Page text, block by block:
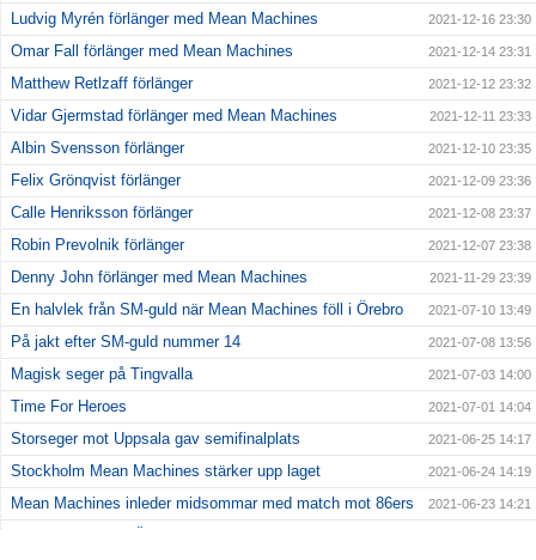
Ludvig Myrén förlänger med Mean Machines 2021-12-16 23:30
Omar Fall förlänger med Mean Machines 2021-12-14 23:31
Matthew Retlzaff förlänger 2021-12-12 23:32
Vidar Gjermstad förlänger med Mean Machines 2021-12-11 23:33
Albin Svensson förlänger 2021-12-10 23:35
Felix Grönqvist förlänger 2021-12-09 23:36
Calle Henriksson förlänger 2021-12-08 23:37
Robin Prevolnik förlänger 2021-12-07 23:38
Denny John förlänger med Mean Machines 2021-11-29 23:39
En halvlek från SM-guld när Mean Machines föll i Örebro 2021-07-10 13:49
På jakt efter SM-guld nummer 14 2021-07-08 13:56
Magisk seger på Tingvalla 2021-07-03 14:00
Time For Heroes 2021-07-01 14:04
Storseger mot Uppsala gav semifinalplats 2021-06-25 14:17
Stockholm Mean Machines stärker upp laget 2021-06-24 14:19
Mean Machines inleder midsommar med match mot 86ers 2021-06-23 14:21